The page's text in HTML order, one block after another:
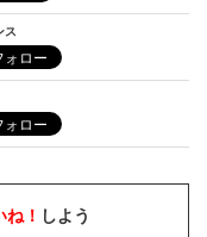
ス
ね！ しよう